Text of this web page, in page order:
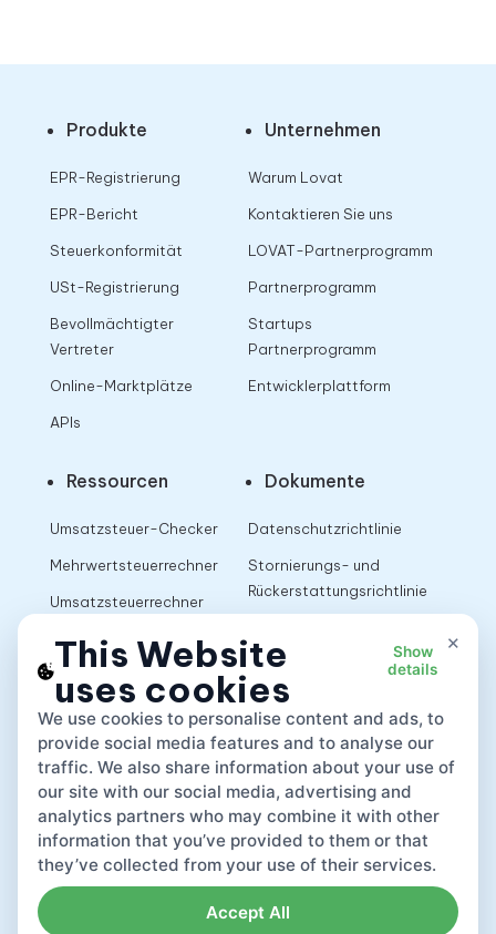
Produkte
EPR-Registrierung
EPR-Bericht
Steuerkonformität
USt-Registrierung
Bevollmächtigter
Vertreter
Online-Marktplätze
APIs
Unternehmen
Warum Lovat
Kontaktieren Sie uns
LOVAT-Partnerprogramm
Partnerprogramm
Startups
Partnerprogramm
Entwicklerplattform
Ressourcen
Umsatzsteuer-Checker
Mehrwertsteuerrechner
Umsatzsteuerrechner
Dokumente
Datenschutzrichtlinie
Stornierungs- und
Rückerstattungsrichtlinie
App
×
This Website
uses cookies
Show
details
We use cookies to personalise content and ads, to
provide social media features and to analyse our
traffic. We also share information about your use of
our site with our social media, advertising and
analytics partners who may combine it with other
information that you’ve provided to them or that
they’ve collected from your use of their services.
Accept All